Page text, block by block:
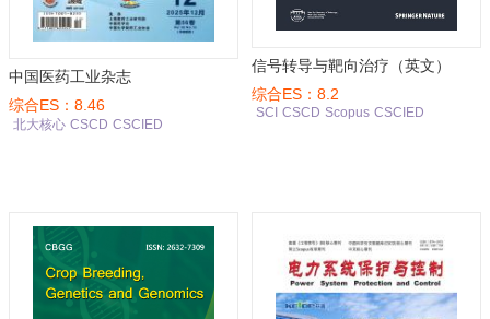
中国医药工业杂志
综合ES：8.46
北大核心 CSCD CSCIED
信号转导与靶向治疗（英文）
综合ES：8.2
SCI CSCD Scopus CSCIED